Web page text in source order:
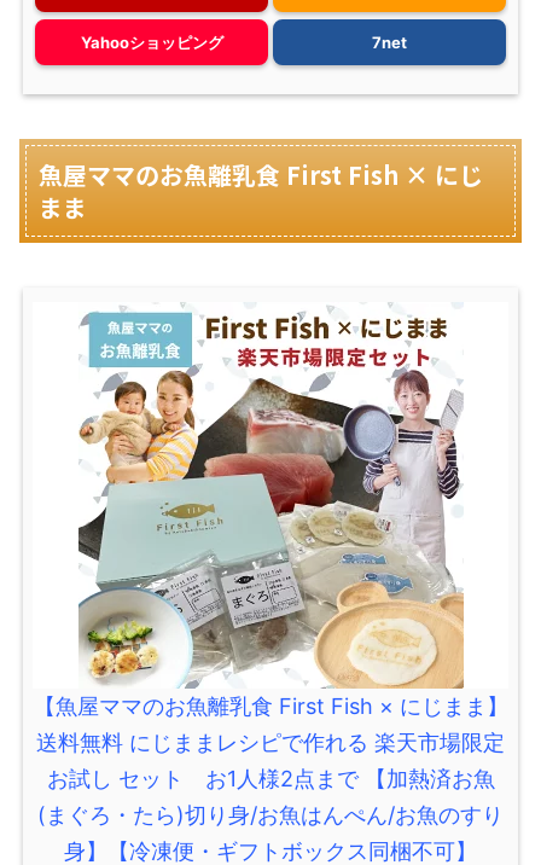
Yahooショッピング 7net
魚屋ママのお魚離乳食 First Fish × にじ
まま
【魚屋ママのお魚離乳食 First Fish × にじまま】
送料無料 にじままレシピで作れる 楽天市場限定
お試し セット お1人様2点まで 【加熱済お魚
(まぐろ・たら)切り身/お魚はんぺん/お魚のすり
身】【冷凍便・ギフトボックス同梱不可】